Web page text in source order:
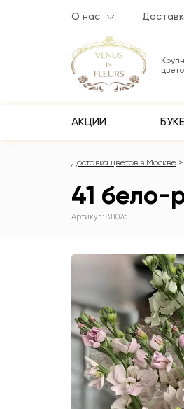
О нас
АКЦИИ
Доставка цветов в Москве
41 бело-
Артикул: 811026